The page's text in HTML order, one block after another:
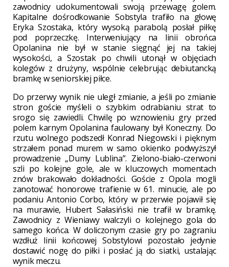
zawodnicy udokumentowali swoją przewagę golem.
Kapitalne dośrodkowanie Sobstyla trafiło na głowę
Eryka Szostaka, który wysoką parabolą posłał piłkę
pod poprzeczkę. Interweniujący na linii obrońca
Opolanina nie był w stanie sięgnąć jej na takiej
wysokości, a Szostak po chwili utonął w objęciach
kolegów z drużyny, wspólnie celebrując debiutancką
bramkę w seniorskiej piłce.
Do przerwy wynik nie uległ zmianie, a jeśli po zmianie
stron goście myśleli o szybkim odrabianiu strat to
srogo się zawiedli. Chwilę po wznowieniu gry przed
polem karnym Opolanina faulowany był Koneczny. Do
rzutu wolnego podszedł Konrad Niegowski i pięknym
strzałem ponad murem w samo okienko podwyższył
prowadzenie „Dumy Lublina”. Zielono-biało-czerwoni
szli po kolejne gole, ale w kluczowych momentach
znów brakowało dokładności. Goście z Opola mogli
zanotować honorowe trafienie w 61. minucie, ale po
podaniu Antonio Corbo, który w przerwie pojawił się
na murawie, Hubert Sałasiński nie trafił w bramkę.
Zawodnicy z Wieniawy walczyli o kolejnego gola do
samego końca. W doliczonym czasie gry po zagraniu
wzdłuż linii końcowej Sobstylowi pozostało jedynie
dostawić nogę do piłki i posłać ją do siatki, ustalając
wynik meczu.